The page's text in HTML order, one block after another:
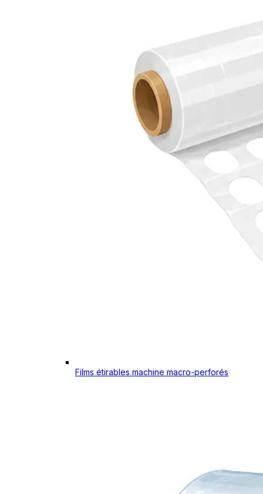
Films étirables machine macro-perforés